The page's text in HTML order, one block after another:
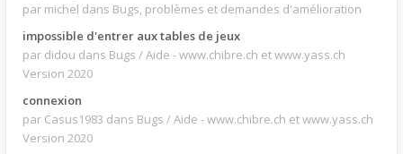
par michel dans Bugs, problèmes et demandes d'amélioration
impossible d'entrer aux tables de jeux
par didou dans Bugs / Aide - www.chibre.ch et www.yass.ch
Version 2020
connexion
par Casus1983 dans Bugs / Aide - www.chibre.ch et www.yass.ch
Version 2020